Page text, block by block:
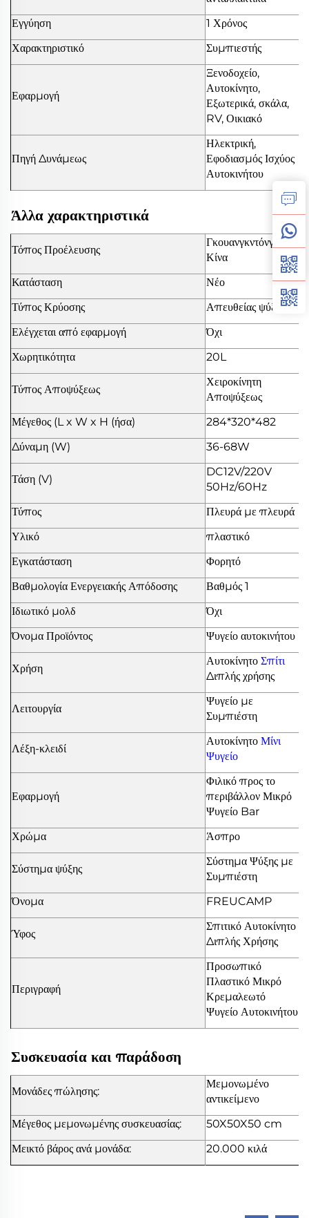
Εγγύηση
1 Χρόνος
Χαρακτηριστικό
Συμπιεστής
Εφαρμογή
Ξενοδοχείο,
Αυτοκίνητο,
Εξωτερικά, σκάλα,
RV, Οικιακό
Πηγή Δυνάμεως
Ηλεκτρική,
Εφοδιασμός Ισχύος
Αυτοκινήτου
Άλλα χαρακτηριστικά
Τόπος Προέλευσης
Γκουανγκντόνγκ,
Κίνα
Κατάσταση
Νέο
Τύπος Κρύοσης
Απευθείας ψύξη
Ελέγχεται από εφαρμογή
Όχι
Χωρητικότητα
20L
Τύπος Αποψύξεως
Χειροκίνητη
Αποψύξεως
Μέγεθος (L x W x H (ήσα)
284*320*482
Δύναμη (W)
36-68W
Τάση (V)
DC12V/220V
50Hz/60Hz
Τύπος
Πλευρά με πλευρά
Υλικό
πλαστικό
Εγκατάσταση
Φορητό
Βαθμολογία Ενεργειακής Απόδοσης
Βαθμός 1
Ιδιωτικό μολδ
Όχι
Όνομα Προϊόντος
Ψυγείο αυτοκινήτου
Χρήση
Αυτοκίνητο Σπίτι
Διπλής χρήσης
Λειτουργία
Ψυγείο με
Συμπιέστη
Λέξη-κλειδί
Αυτοκίνητο Μίνι
Ψυγείο
Εφαρμογή
Φιλικό προς το
περιβάλλον Μικρό
Ψυγείο Bar
Χρώμα
Άσπρο
Σύστημα ψύξης
Σύστημα Ψύξης με
Συμπιέστη
Όνομα
FREUCAMP
Ύφος
Σπιτικό Αυτοκίνητο
Διπλής Χρήσης
Περιγραφή
Προσωπικό
Πλαστικό Μικρό
Κρεμαλεωτό
Ψυγείο Αυτοκινήτου
Συσκευασία και παράδοση
Μονάδες πώλησης:
Μεμονωμένο
αντικείμενο
Μέγεθος μεμονωμένης συσκευασίας:
50X50X50 cm
Μεικτό βάρος ανά μονάδα:
20.000 κιλά